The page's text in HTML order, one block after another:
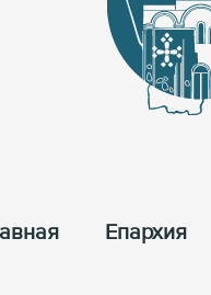
Епархия